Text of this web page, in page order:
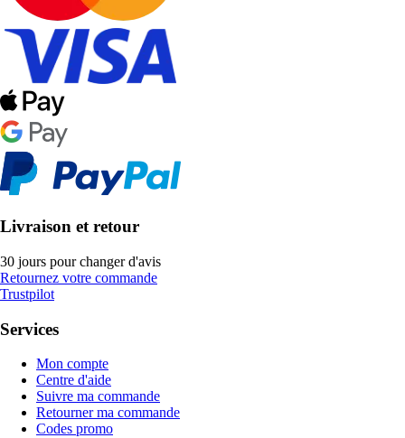
Livraison et retour
30 jours pour changer d'avis
Retournez votre commande
Trustpilot
Services
Mon compte
Centre d'aide
Suivre ma commande
Retourner ma commande
Codes promo